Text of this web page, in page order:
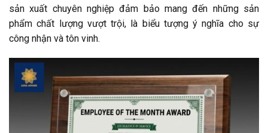
sản xuất chuyên nghiệp đảm bảo mang đến những sản
phẩm chất lượng vượt trội, là biểu tượng ý nghĩa cho sự
công nhận và tôn vinh.